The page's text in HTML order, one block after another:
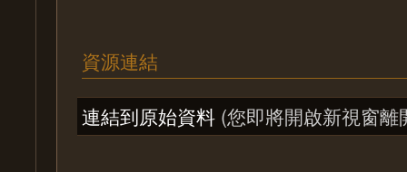
資源連結
連結到原始資料 (您即將開啟新視窗離